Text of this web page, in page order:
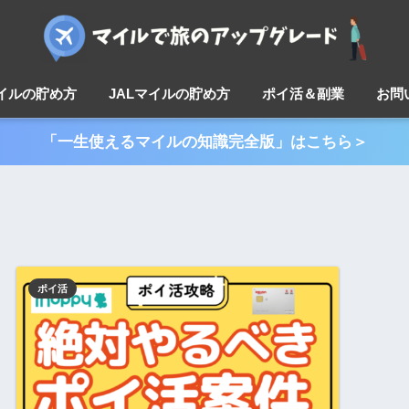
ルの貯め方 JALマイルの貯め方 ポイ活＆副業 お問
「一生使えるマイルの知識完全版」はこちら＞
ポイ活